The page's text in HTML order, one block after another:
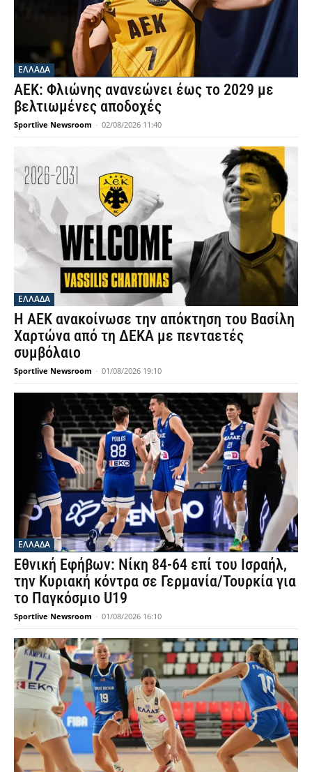
ΕΛΛΑΔΑ
ΑΕΚ: Φλιώνης ανανεώνει έως το 2029 με
βελτιωμένες αποδοχές
Sportlive Newsroom - 02/08/2026 11:40
ΕΛΛΑΔΑ
Η ΑΕΚ ανακοίνωσε την απόκτηση του Βασίλη
Χαρτώνα από τη ΔΕΚΑ με πενταετές
συμβόλαιο
Sportlive Newsroom - 01/08/2026 19:10
ΕΛΛΑΔΑ
Εθνική Εφήβων: Νίκη 84-64 επί του Ισραήλ,
την Κυριακή κόντρα σε Γερμανία/Τουρκία για
το Παγκόσμιο U19
Sportlive Newsroom - 01/08/2026 16:10